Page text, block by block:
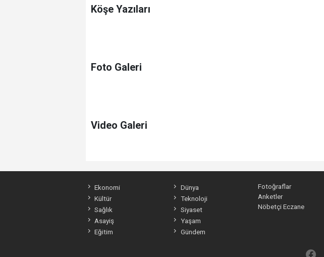
Köşe Yazıları
Foto Galeri
Video Galeri
Ekonomi
Dünya
Kültür
Teknoloji
Sağlık
Siyaset
Asayiş
Yaşam
Eğitim
Gündem
Fotoğraflar
Anketler
Nöbetçi Eczane